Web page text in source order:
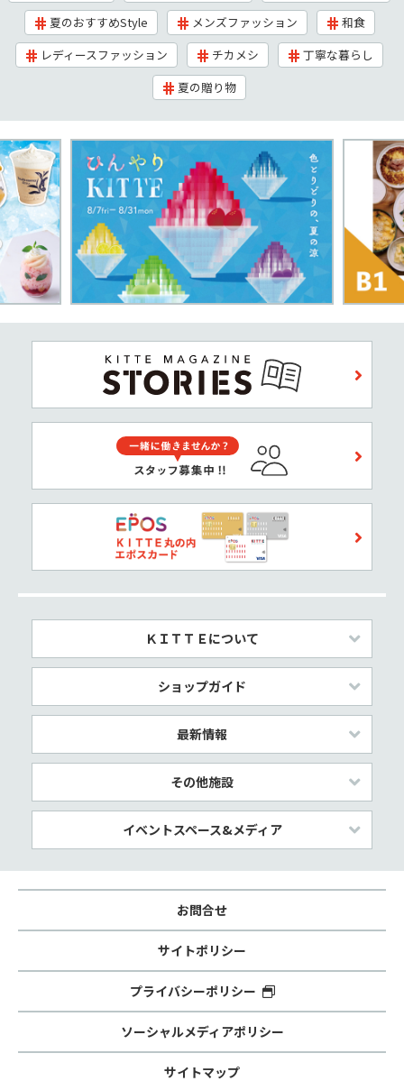
夏のおすすめStyle
メンズファッション
和食
レディースファッション
チカメシ
丁寧な暮らし
夏の贈り物
ＫＩＴＴＥについて
ショップガイド
最新情報
その他施設
イベントスペース&メディア
お問合せ
サイトポリシー
プライバシーポリシー
ソーシャルメディアポリシー
サイトマップ